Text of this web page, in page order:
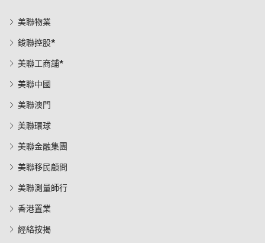
美聯物業
鋑聯控股*
美聯工商舖*
美聯中國
美聯澳門
美聯環球
美聯金融集團
美聯移民顧問
美聯測量師行
香港置業
經絡按揭